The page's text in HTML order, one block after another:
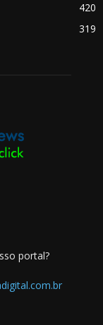
420
319
portal?